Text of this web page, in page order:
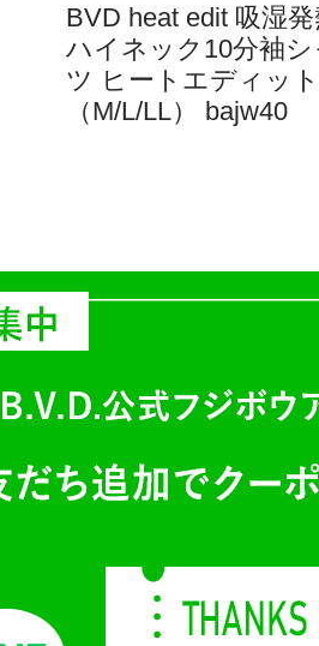
BVD heat edit 吸湿
ハイネック10分袖シ
ツ ヒートエディット
（M/L/LL） bajw40